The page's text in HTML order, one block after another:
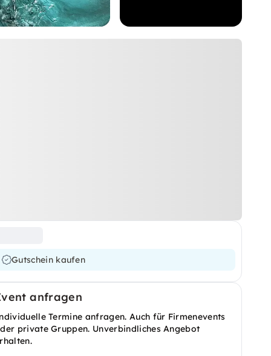
Gutschein kaufen
anfragen
Termine anfragen. Auch für Firmenevents
private Gruppen. Unverbindliches Angebot